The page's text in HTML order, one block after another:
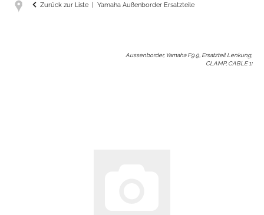
Zurück zur Liste Yamaha Außenborder Ersatzteile
Aussenborder, Yamaha F9.9, Ersatzteil Lenkung,
CLAMP, CABLE 1: